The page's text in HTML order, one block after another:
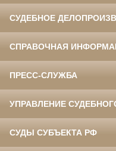
СУДЕБНОЕ
СПРАВОЧНАЯ
ПРЕСС-СЛУЖБА
УПРАВЛЕНИЕ
СУДЫ СУБЪЕКТА РФ